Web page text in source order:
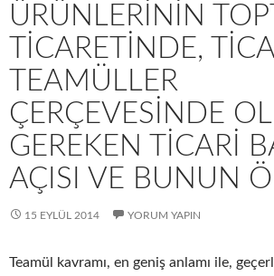
ÜRÜNLERININ
TICARETINDE,
TEAMÜLLER
ÇERÇEVESINDE
GEREKEN TICARI
AÇISI VE BUNUN
15 EYLÜL 2014 YORUM YAPIN
Teamül kavramı, en geniş anlamı ile,